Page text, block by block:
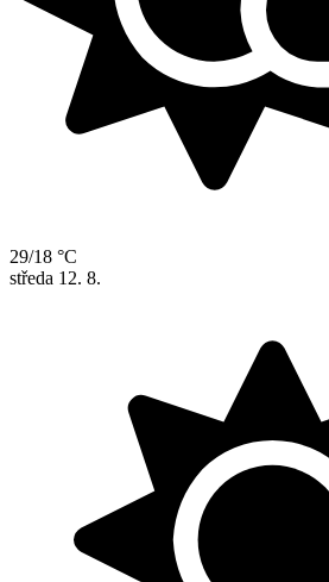
29/18 °C
středa 12. 8.